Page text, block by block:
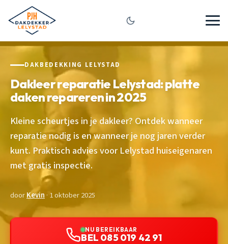
DAKBEDEKKING LELYSTAD
Dakleer reparatie Lelystad: platte
daken repareren in 2025
Kleine scheurtjes in je dakleer? Ontdek wanneer
reparatie nodig is en wanneer je nog jaren verder
kunt. Praktisch advies voor Lelystad huiseigenaren
met gratis inspectie.
doorKevin · 1 oktober 2025
NU BEREIKBAAR
BEL 085 019 42 91